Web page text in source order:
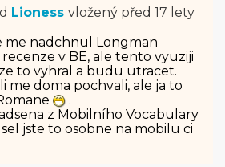
Lioness vložený před 17 lety
me nadchnul Longman
recenze v BE, ale tento vyuziji
to vyhral a budu utracet.
me doma pochvali, ale ja to
.
z Mobilního Vocabulary
jste to osobne na mobilu ci